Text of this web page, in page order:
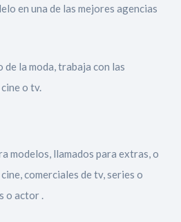
en una de las mejores agencias
de la moda, trabaja con las
o tv.
modelos, llamados para extras, o
comerciales de tv, series o
o actor .